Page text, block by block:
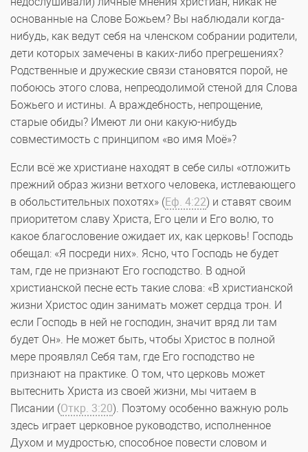
основанные на Слове Божьем? Вы наблюдали когда-
нибудь, как ведут себя на членском собрании родители,
дети которых замечены в каких-либо прегрешениях?
Родственные и дружеские связи становятся порой, не
побоюсь этого слова, непреодолимой стеной для Слова
Божьего и истины. А враждебность, непрощение,
старые обиды? Имеют ли они какую-нибудь
совместимость с принципом «во имя Моё»?
Если всё же христиане находят в себе силы «отложить
прежний образ жизни ветхого человека, истлевающего
в обольстительных похотях» (Еф. 4:22) и ставят своим
приоритетом славу Христа, Его цели и Его волю, то
какое благословение ожидает их, как церковь! Господь
обещал: «Я посреди них». Ясно, что Господь не будет
там, где не признают Его господство. В одной
христианской песне есть такие слова: «В христианской
жизни Христос один занимать может сердца трон. И
если Господь в ней не господин, значит вряд ли там
будет Он». Не может быть, чтобы Христос в полной
мере проявлял Себя там, где Его господство не
признают на практике. О том, что церковь может
вытеснить Христа из своей жизни, мы читаем в
Писании (Откр. 3:20). Поэтому особенно важную роль
здесь играет церковное руководство, исполненное
Духом и мудростью, способное повести словом и